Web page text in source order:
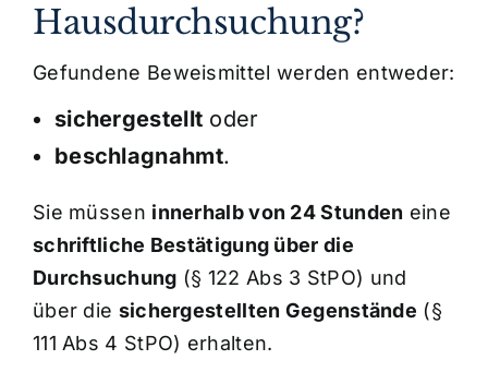
Hausdurchsuchung?
Gefundene Beweismittel werden entweder:
sichergestellt oder
beschlagnahmt.
Sie müssen innerhalb von 24 Stunden eine
schriftliche Bestätigung über die
Durchsuchung (§ 122 Abs 3 StPO) und
über die sichergestellten Gegenstände (§
111 Abs 4 StPO) erhalten.